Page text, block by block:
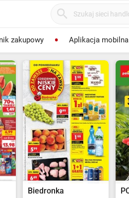
zakupowy Aplikacja mobilna
POLOmarket